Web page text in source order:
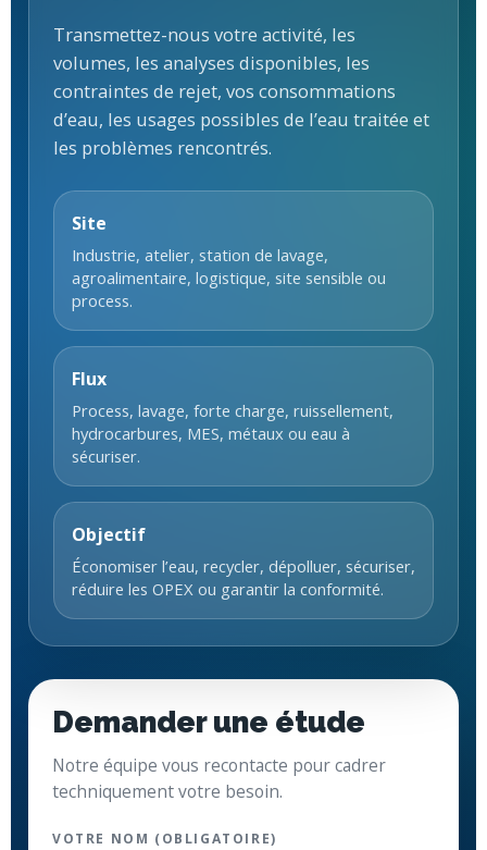
Transmettez-nous votre activité, les
volumes, les analyses disponibles, les
contraintes de rejet, vos consommations
d’eau, les usages possibles de l’eau traitée et
les problèmes rencontrés.
Site
Industrie, atelier, station de lavage,
agroalimentaire, logistique, site sensible ou
process.
Flux
Process, lavage, forte charge, ruissellement,
hydrocarbures, MES, métaux ou eau à
sécuriser.
Objectif
Économiser l’eau, recycler, dépolluer, sécuriser,
réduire les OPEX ou garantir la conformité.
Demander une étude
Notre équipe vous recontacte pour cadrer
techniquement votre besoin.
VOTRE NOM (OBLIGATOIRE)